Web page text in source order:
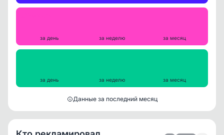
за день за неделю за месяц
за день за неделю за месяц
Данные за последний месяц